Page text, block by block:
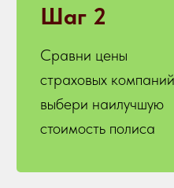
Шаг 2
Сравни цены
страховых
выбери наилучшую
стоимость полиса